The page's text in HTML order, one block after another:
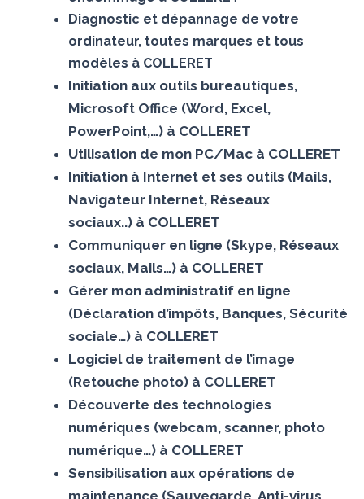
Diagnostic et dépannage de votre
ordinateur, toutes marques et tous
modèles à COLLERET
Initiation aux outils bureautiques,
Microsoft Office (Word, Excel,
PowerPoint,…) à COLLERET
Utilisation de mon PC/Mac à COLLERET
Initiation à Internet et ses outils (Mails,
Navigateur Internet, Réseaux
sociaux..) à COLLERET
Communiquer en ligne (Skype, Réseaux
sociaux, Mails…) à COLLERET
Gérer mon administratif en ligne
(Déclaration d’impôts, Banques, Sécurité
sociale…) à COLLERET
Logiciel de traitement de l’image
(Retouche photo) à COLLERET
Découverte des technologies
numériques (webcam, scanner, photo
numérique…) à COLLERET
Sensibilisation aux opérations de
maintenance (Sauvegarde, Anti-virus,